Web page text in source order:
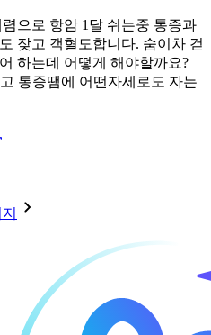
으로 항암 1달 쉬는중 통증과
잦고 객혈도합니다. 숨이차 걷
하는데 어떻게 해야할까요?
통증땜에 어떤자세로도 자는